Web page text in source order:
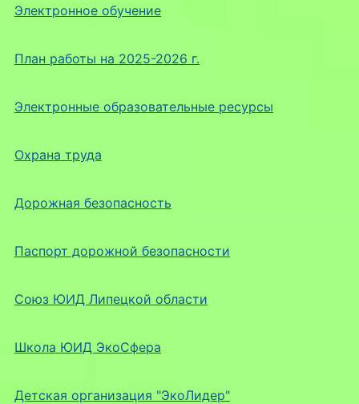
Электронное обучение
План работы на 2025-2026 г.
Электронные образовательные ресурсы
Охрана труда
Дорожная безопасность
Паспорт дорожной безопасности
Союз ЮИД Липецкой области
Школа ЮИД ЭкоСфера
Детская организация "ЭкоЛидер"